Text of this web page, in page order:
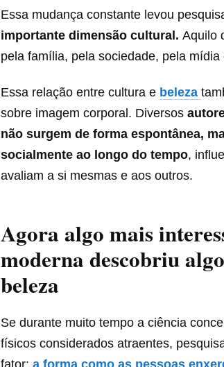
Essa mudança constante levou
importante dimensão cultural. Aquilo
pela família, pela sociedade, pela
Essa relação entre cultura e beleza
sobre imagem corporal. Diversos
não surgem de forma espontânea,
socialmente ao longo do tempo,
avaliam a si mesmas e aos outros.
Agora algo mais
moderna descobriu
beleza
Se durante muito tempo a ciência
físicos considerados atraentes,